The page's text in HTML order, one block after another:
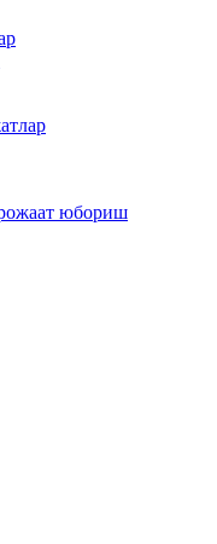
юбориш